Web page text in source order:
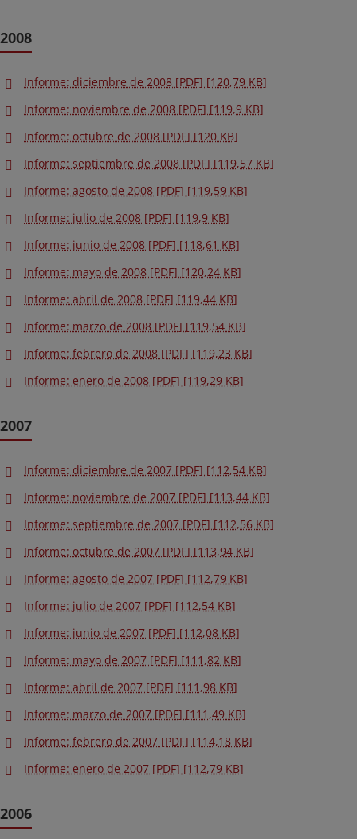
2008
Informe: diciembre de 2008 [PDF] [120,79 KB]
Informe: noviembre de 2008 [PDF] [119,9 KB]
Informe: octubre de 2008 [PDF] [120 KB]
Informe: septiembre de 2008 [PDF] [119,57 KB]
Informe: agosto de 2008 [PDF] [119,59 KB]
Informe: julio de 2008 [PDF] [119,9 KB]
Informe: junio de 2008 [PDF] [118,61 KB]
Informe: mayo de 2008 [PDF] [120,24 KB]
Informe: abril de 2008 [PDF] [119,44 KB]
Informe: marzo de 2008 [PDF] [119,54 KB]
Informe: febrero de 2008 [PDF] [119,23 KB]
Informe: enero de 2008 [PDF] [119,29 KB]
2007
Informe: diciembre de 2007 [PDF] [112,54 KB]
Informe: noviembre de 2007 [PDF] [113,44 KB]
Informe: septiembre de 2007 [PDF] [112,56 KB]
Informe: octubre de 2007 [PDF] [113,94 KB]
Informe: agosto de 2007 [PDF] [112,79 KB]
Informe: julio de 2007 [PDF] [112,54 KB]
Informe: junio de 2007 [PDF] [112,08 KB]
Informe: mayo de 2007 [PDF] [111,82 KB]
Informe: abril de 2007 [PDF] [111,98 KB]
Informe: marzo de 2007 [PDF] [111,49 KB]
Informe: febrero de 2007 [PDF] [114,18 KB]
Informe: enero de 2007 [PDF] [112,79 KB]
2006